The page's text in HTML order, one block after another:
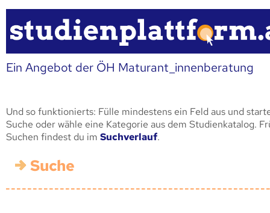
Ein Angebot der ÖH Maturant_innenberatung
Und so funktionierts: Fülle mindestens ein Feld aus und
Suche oder wähle eine Kategorie aus dem Studienkatalog.
Suchen findest du im Suchverlauf.
Suche